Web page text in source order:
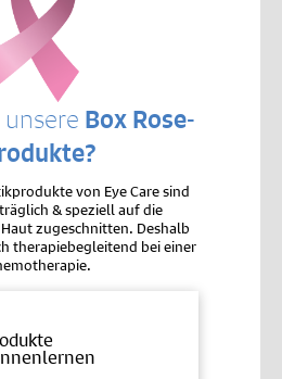
unsere Box Rose-
von Eye Care sind
& speziell auf die
zugeschnitten. Deshalb
therapiebegleitend bei einer